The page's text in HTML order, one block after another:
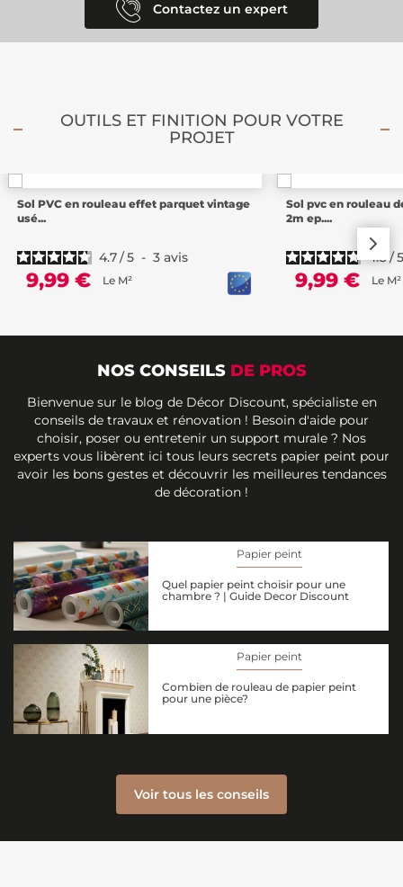
Contactez un expert
OUTILS ET FINITION POUR VOTRE
PROJET
Sol PVC en rouleau effet parquet vintage
usé...
4.7/5 - 3 avis
9,99 € Le M²
Sol pvc en rouleau
2m ep....
4.8/
9,99 € Le M²
NOS CONSEILS DE PROS
Bienvenue sur le blog de Décor Discount, spécialiste en
conseils de travaux et rénovation ! Besoin d'aide pour
choisir, poser ou entretenir un support murale ? Nos
experts vous libèrent ici tous leurs secrets papier peint pour
avoir les bons gestes et découvrir les meilleures tendances
de décoration !
Papier peint
Quel papier peint choisir pour une
chambre ? | Guide Decor Discount
Papier peint
Combien de rouleau de papier peint
pour une pièce?
Voir tous les conseils